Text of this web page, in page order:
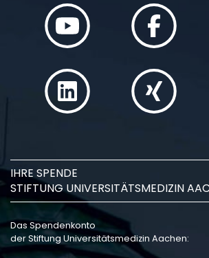
IHRE SPENDE
STIFTUNG UNIVERSITÄTSMEDIZIN
Das Spendenkonto
der Stiftung Universitätsmedizin Aachen: